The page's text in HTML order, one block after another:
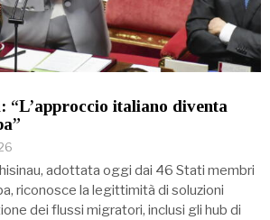
italiano diventa
adottata oggi dai 46 Stati membri
riconosce la legittimità di soluzioni
dei flussi migratori, inclusi gli hub di